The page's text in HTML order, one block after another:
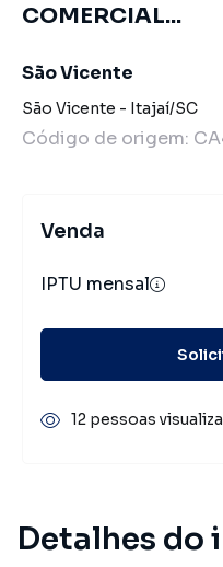
Detalhes do
COMERCIAL...
São Vicente
São Vicente - Itajaí/SC
Código de origem:
Venda
IPTU mensal
12 pessoas